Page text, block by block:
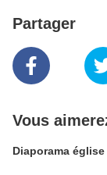
Partager
Vous
Diaporama